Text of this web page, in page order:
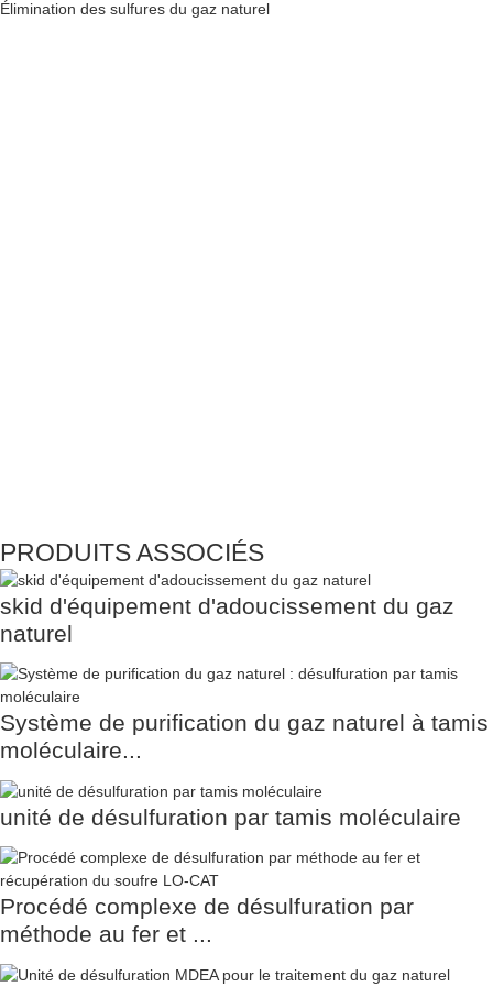
Élimination des sulfures du gaz naturel
PRODUITS ASSOCIÉS
skid d'équipement d'adoucissement du gaz
naturel
Système de purification du gaz naturel à tamis
moléculaire...
unité de désulfuration par tamis moléculaire
Procédé complexe de désulfuration par
méthode au fer et ...